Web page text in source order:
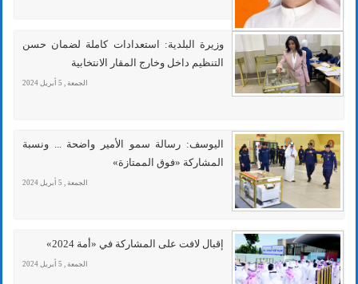
وزيرة البلدية: استعدادات كاملة لضمان حسن
التنظيم داخل وخارج المقار الانتخابية
الجمعة , 5 أبريل 2024
اليوسف: رسالة سمو الأمير واضحة ... ونسبة
المشاركة «فوق الممتازة»
الجمعة , 5 أبريل 2024
إقبال لافت على المشاركة في «أمة 2024»
الجمعة , 5 أبريل 2024